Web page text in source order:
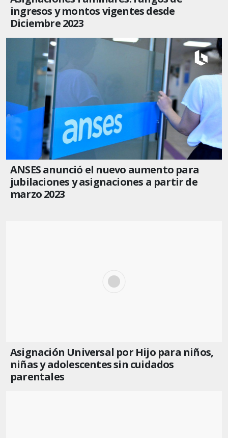
ingresos y montos vigentes desde
Diciembre 2023
ANSES anunció el nuevo aumento para
jubilaciones y asignaciones a partir de
marzo 2023
Asignación Universal por Hijo para niños,
niñas y adolescentes sin cuidados
parentales